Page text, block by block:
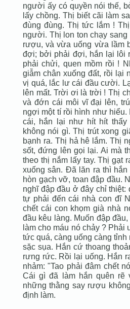
người ấy có quyền nói thế,
lấy chồng. Thị biết cãi làm
đùng đùng. Thị tức lắm !
người. Thị lon ton chạy
rượu, và vừa uống vừa lầm
đợi; bởi phải đợi, hắn lại lôi
phải chửi, quen mồm rồi !
giẫm chân xuống đất, rồi lại
vị quá, lắc lư cái đầu cười.
lên mất. Trời ơi là trời ! Thị
và đớn cái môi vĩ đại lên,
ngợi một tí rồi hình như
cái, hắn lại như hít hít thấy
không nói gì. Thị trút xong
bạnh ra. Thị hả hê lắm. Thị
sốt, đứng lên gọi lại. Ai mà
theo thị nắm lấy tay. Thị gạt
xuống sân. Ðã lăn ra thì
hòn gạch vỡ, toan đập đầu.
nghĩ đập đầu ở đây chỉ thiệt:
tự phải đến cái nhà con đĩ
chết cái con khọm già nhà
đầu kêu làng. Muốn đập
làm cho máu nó chảy ?
tức quá, càng uống càng
sặc sụa. Hắn cứ thoang
rưng rức. Rồi lại uống. Hắn
nhảm: "Tao phải đâm chết
Cái gì đã làm hắn quên rẽ
những thằng say rượu
định làm.